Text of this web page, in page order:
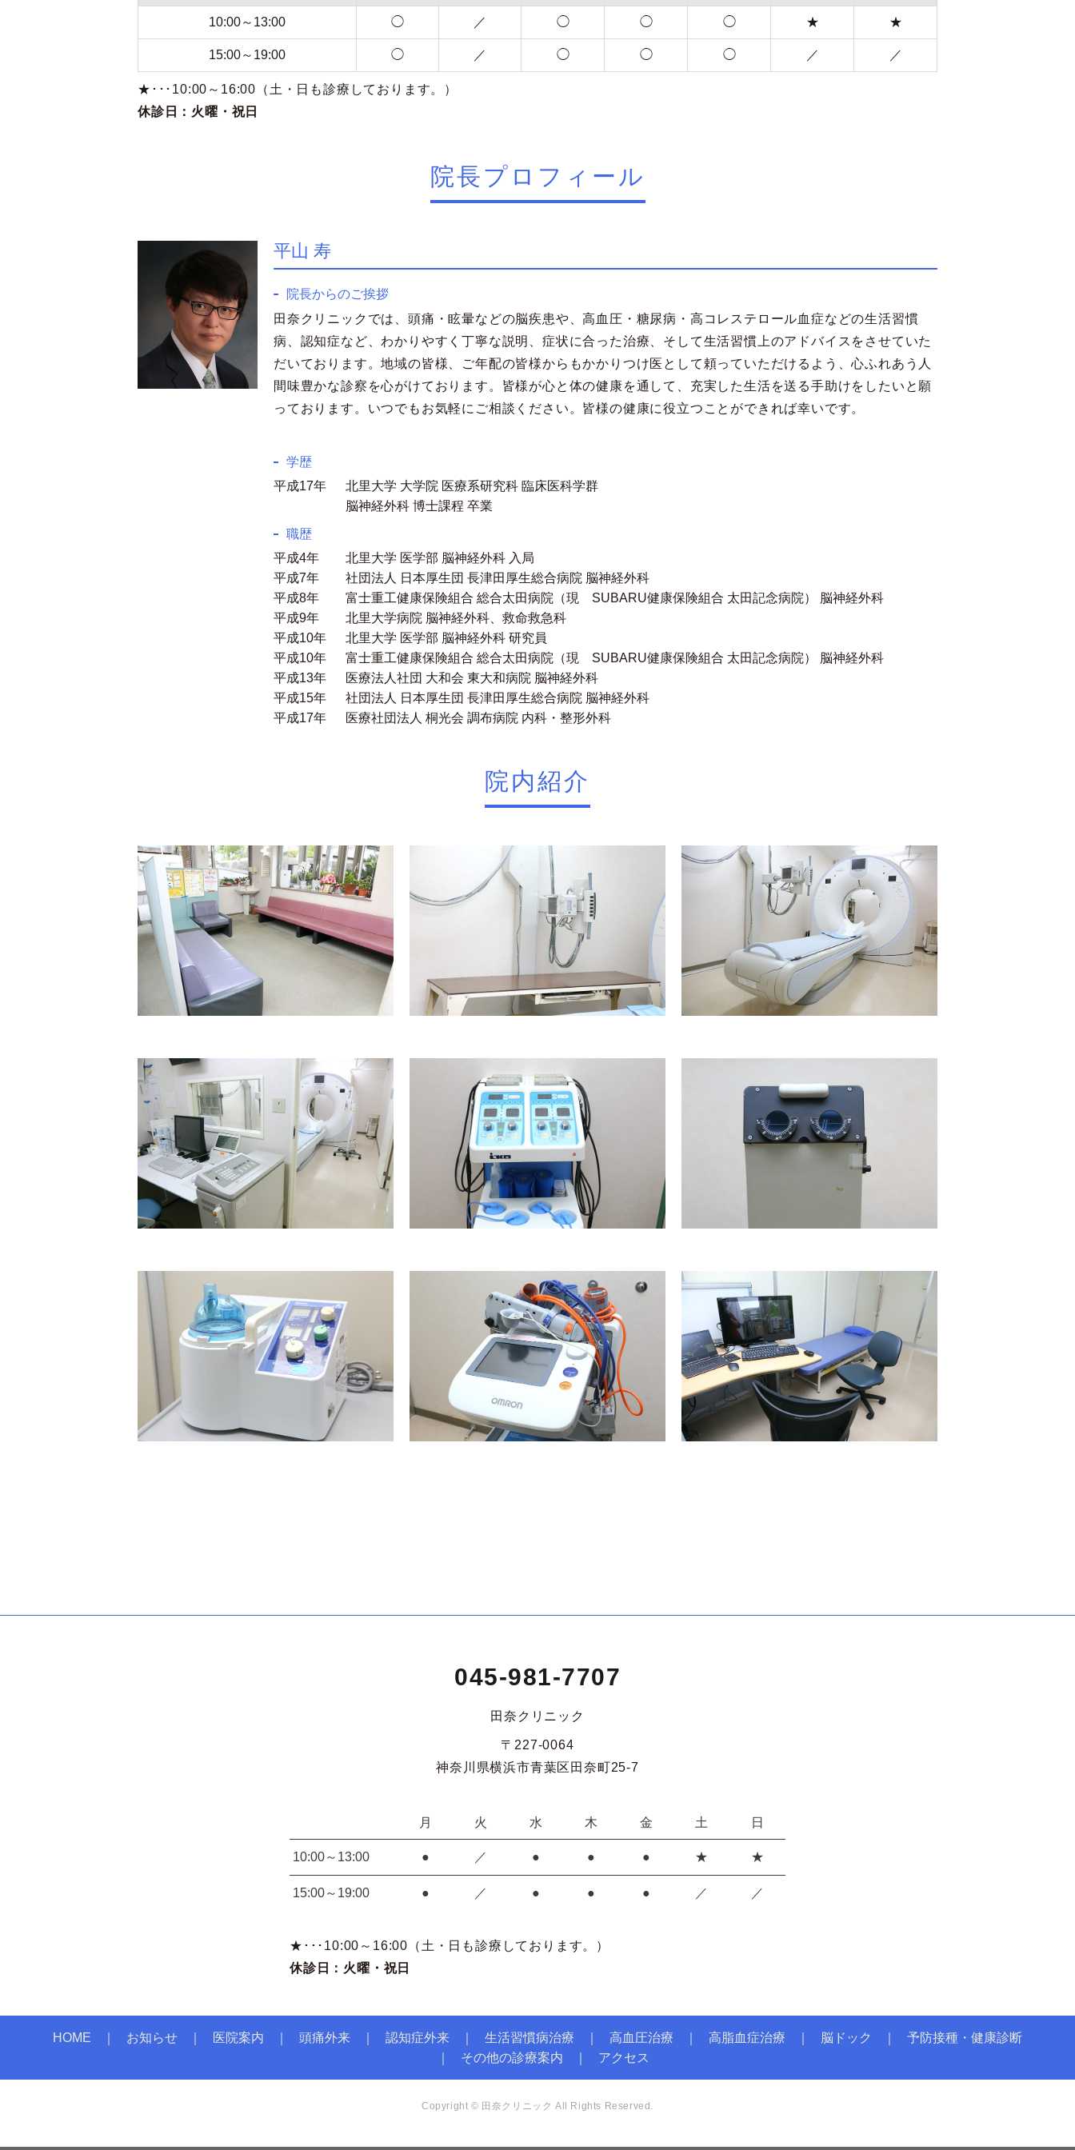
10:00～13:00 ◯ ／ ◯ ◯ ◯ ★ ★
15:00～19:00 ◯ ／ ◯ ◯ ◯ ／ ／
★･･･10:00～16:00（土・日も診療しております。）
休診日：火曜・祝日
院長プロフィール
平山 寿
院長からのご挨拶
田奈クリニックでは、頭痛・眩暈などの脳疾患や、高血圧・糖尿病・高コレステロール血症などの生活習慣
病、認知症など、わかりやすく丁寧な説明、症状に合った治療、そして生活習慣上のアドバイスをさせていた
だいております。地域の皆様、ご年配の皆様からもかかりつけ医として頼っていただけるよう、心ふれあう人
間味豊かな診察を心がけております。皆様が心と体の健康を通して、充実した生活を送る手助けをしたいと願
っております。いつでもお気軽にご相談ください。皆様の健康に役立つことができれば幸いです。
学歴
平成17年
北里大学 大学院 医療系研究科 臨床医科学群
脳神経外科 博士課程 卒業
職歴
平成4年
北里大学 医学部 脳神経外科 入局
平成7年
社団法人 日本厚生団 長津田厚生総合病院 脳神経外科
平成8年
富士重工健康保険組合 総合太田病院（現 SUBARU健康保険組合 太田記念病院） 脳神経外科
平成9年
北里大学病院 脳神経外科、救命救急科
平成10年
北里大学 医学部 脳神経外科 研究員
平成10年
富士重工健康保険組合 総合太田病院（現 SUBARU健康保険組合 太田記念病院） 脳神経外科
平成13年
医療法人社団 大和会 東大和病院 脳神経外科
平成15年
社団法人 日本厚生団 長津田厚生総合病院 脳神経外科
平成17年
医療社団法人 桐光会 調布病院 内科・整形外科
院内紹介
045-981-7707
田奈クリニック
〒227-0064
神奈川県横浜市青葉区田奈町25-7
月 火 水 木 金 土 日
10:00～13:00 ● ／ ● ● ● ★ ★
15:00～19:00 ● ／ ● ● ● ／ ／
★･･･10:00～16:00（土・日も診療しております。）
休診日：火曜・祝日
HOME お知らせ 医院案内 頭痛外来 認知症外来 生活習慣病治療 高血圧治療 高脂血症治療 脳ドック
予防接種・健康診断
その他の診療案内
アクセス
Copyright © 田奈クリニック All Rights Reserved.